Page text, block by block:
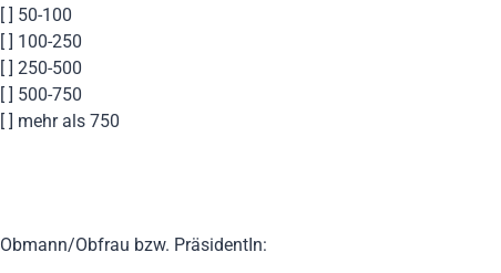
[ ] 50-100
[ ] 100-250
[ ] 250-500
[ ] 500-750
[ ] mehr als 750
Obmann/Obfrau bzw. PräsidentIn: